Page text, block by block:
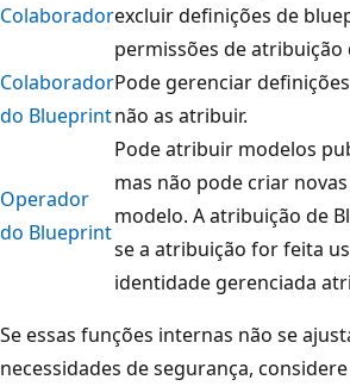
Colaboradorexcluir definições de
permissões de
Colaborador
do Blueprint
Pode gerenciar
não as atribuir.
Operador
do Blueprint
Pode atribuir modelos
mas não pode criar
modelo. A atribuição de
se a atribuição for feita
identidade gerenciada
Se essas funções internas não se
necessidades de segurança,